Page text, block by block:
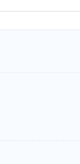
추미애, '위안
인천 선재도
인천서 말다
李대통령,